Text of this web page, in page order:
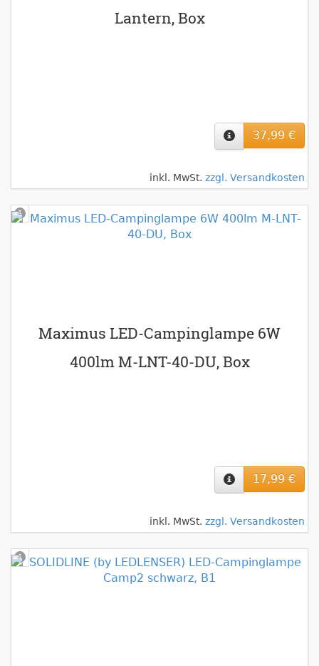
Lantern, Box
37,99 €
inkl. MwSt. zzgl. Versandkosten
Maximus LED-Campinglampe 6W
400lm M-LNT-40-DU, Box
17,99 €
inkl. MwSt. zzgl. Versandkosten